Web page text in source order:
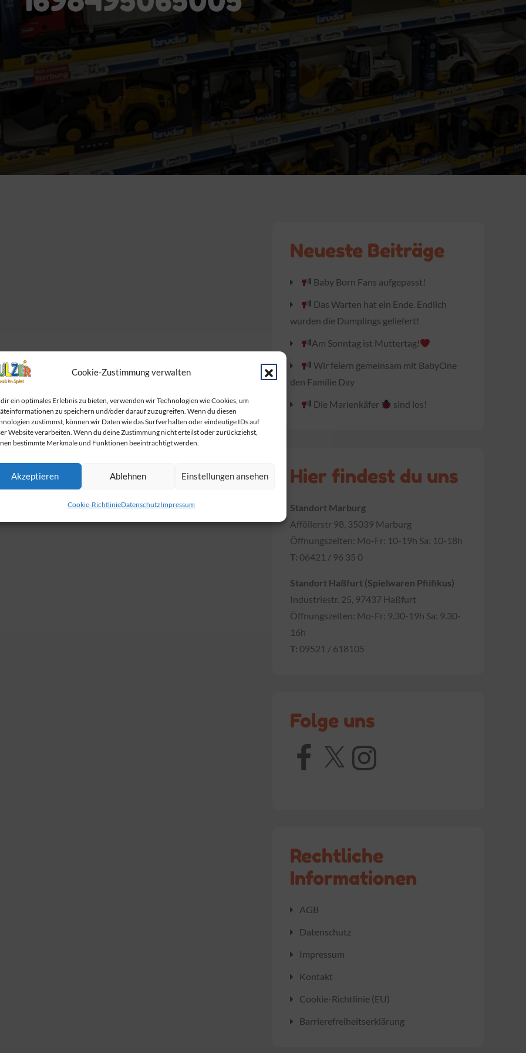
Cookie-Zustimmung verwalten
ein optimales Erlebnis zu bieten, verwenden wir Technologien wie Cookies, um
zu speichern und/oder darauf zuzugreifen. Wenn du diesen
zustimmst, können wir Daten wie das Surfverhalten oder eindeutige IDs auf
Website verarbeiten. Wenn du deine Zustimmung nicht erteilst oder zurückziehst,
bestimmte Merkmale und Funktionen beeinträchtigt werden.
Akzeptieren Ablehnen Einstellungen ansehen
Cookie-RichtlinieDatenschutzImpressum
Neueste Beiträge
Baby Born Fans aufgepasst!
Das Warten hat ein Ende. Endlich
wurden die Dumplings geliefert!
Am Sonntag ist Muttertag!
Wir feiern gemeinsam mit BabyOne
den Familie Day
Die Marienkäfer
sind los!
Hier findest du uns
Standort Marburg
Afföllerstr 98, 35039 Marburg
Öffnungszeiten: Mo-Fr: 10-19h Sa: 10-18h
T: 06421 / 96 35 0
Standort Haßfurt (Spielwaren Pfiifikus)
Industriestr. 25, 97437 Haßfurt
Öffnungszeiten: Mo-Fr: 9.30-19h Sa: 9.30-
16h
T: 09521 / 618105
Folge uns
Facebook
X Instagram
Rechtliche
Informationen
AGB
Datenschutz
Impressum
Kontakt
Cookie-Richtlinie (EU)
Barrierefreiheitserklärung